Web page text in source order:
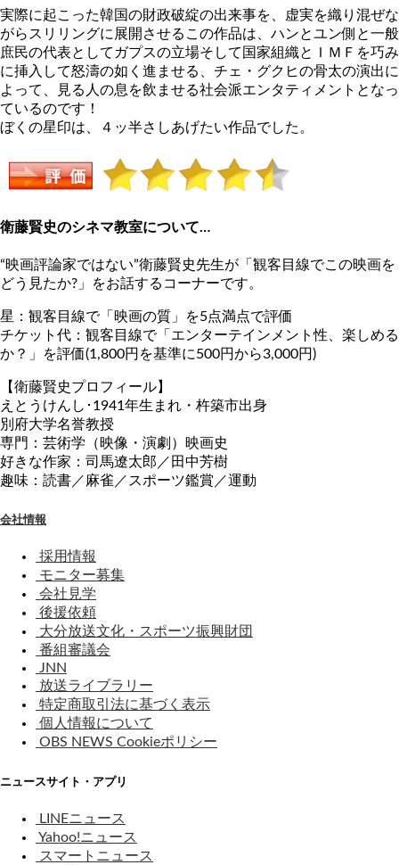
実際に起こった韓国の財政破綻の出来事を、虚実を織り混ぜな
がらスリリングに展開させるこの作品は、ハンとユン側と一般
庶民の代表としてガプスの立場そして国家組織とＩＭＦを巧み
に挿入して怒濤の如く進ませる、チェ・グクヒの骨太の演出に
よって、見る人の息を飲ませる社会派エンタティメントとなっ
ているのです！
ぼくの星印は、４ッ半さしあげたい作品でした。
衛藤賢史のシネマ教室について…
“映画評論家ではない”衛藤賢史先生が「観客目線でこの映画を
どう見たか?」をお話するコーナーです。
星：観客目線で「映画の質」を5点満点で評価
チケット代：観客目線で「エンターテインメント性、楽しめる
か？」を評価(1,800円を基準に500円から3,000円)
【衛藤賢史プロフィール】
えとうけんし･1941年生まれ・杵築市出身
別府大学名誉教授
専門：芸術学（映像・演劇）映画史
好きな作家：司馬遼太郎／田中芳樹
趣味：読書／麻雀／スポーツ鑑賞／運動
会社情報
採用情報
モニター募集
会社見学
後援依頼
大分放送文化・スポーツ振興財団
番組審議会
JNN
放送ライブラリー
特定商取引法に基づく表示
個人情報について
OBS NEWS Cookieポリシー
ニュースサイト・アプリ
LINEニュース
Yahoo!ニュース
スマートニュース